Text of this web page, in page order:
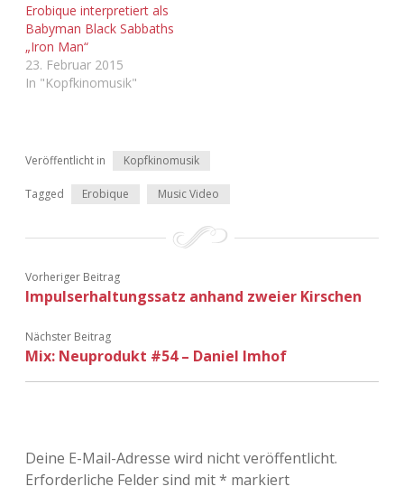
Erobique interpretiert als
Babyman Black Sabbaths
„Iron Man“
23. Februar 2015
In "Kopfkinomusik"
Veröffentlicht in Kopfkinomusik
Tagged Erobique Music Video
Vorheriger Beitrag
Impulserhaltungssatz anhand zweier Kirschen
Nächster Beitrag
Mix: Neuprodukt #54 – Daniel Imhof
Deine E-Mail-Adresse wird nicht veröffentlicht.
Erforderliche Felder sind mit* markiert